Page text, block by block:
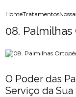
HomeTratamentos
08.
O Poder das
Serviço da Sua